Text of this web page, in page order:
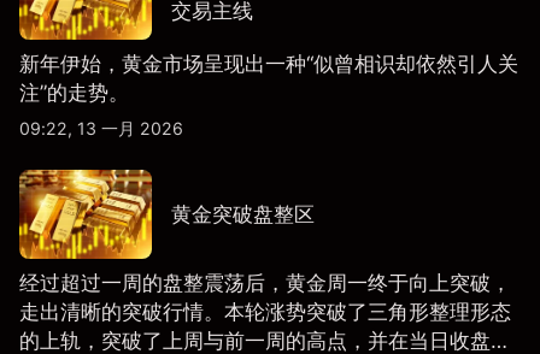
交易主线
新年伊始，黄金市场呈现出一种“似曾相识却依然引人关
注”的走势。
09:22, 13 一月 2026
黄金突破盘整区
经过超过一周的盘整震荡后，黄金周一终于向上突破，
走出清晰的突破行情。本轮涨势突破了三角形整理形态
的上轨，突破了上周与前一周的高点，并在当日收盘时